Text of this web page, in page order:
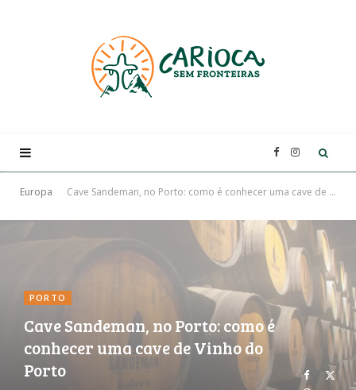
F
a
c
b
I
n
r
Europa Cave Sandeman, no Porto: como é conhecer uma cave de Vinho do Porto
PORTO
Cave Sandeman, no Porto: como é
conhecer uma cave de Vinho do
Porto